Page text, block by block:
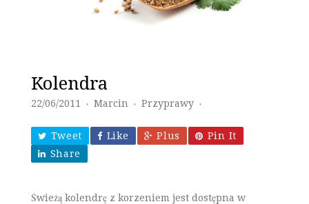
Kolendra
22/06/2011 ♦ Marcin ♦ Przyprawy ♦
Tweet Like Plus
Pin It
Share
Świeżą kolendrę z korzeniem jest dostępna w